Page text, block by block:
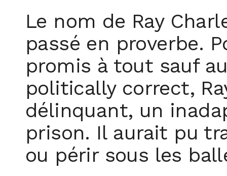
Le nom de Ray
passé en proverbe.
promis à tout sauf
politically correct,
délinquant, un
prison. Il aurait pu
ou périr sous les